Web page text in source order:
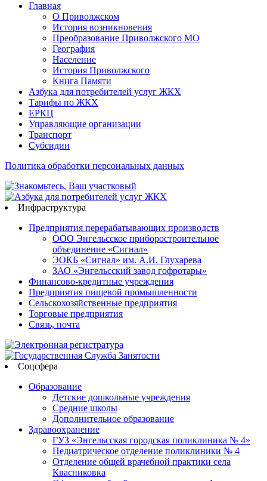
Главная
О Приволжском
История возникновения
Преобразование Приволжского МО
География
Население
История Приволжского
Книга Памяти
Азбука для потребителей услуг ЖКХ
Тарифы по ЖКХ
ЕРКЦ
Управляющие организации
Транспорт
Субсидии
Политика обработки персональных данных
Инфраструктура
Предприятия перерабатывающих производств
ООО Энгельсское приборостроительное
объединение «Сигнал»
ЭОКБ «Сигнал» им. А.И. Глухарева
ЗАО «Энгельсский завод гофротары»
Финансово-кредитные учреждения
Предприятия пищевой промышленности
Сельскохозяйственные предприятия
Торговые предприятия
Связь, почта
Соцсфера
Образование
Детские дошкольные учреждения
Средние школы
Дополнительное образование
Здравоохранение
ГУЗ «Энгельсская городская поликлиника № 4»
Педиатрическое отделение поликлиники № 4
Отделение общей врачебной практики села
Квасниковка